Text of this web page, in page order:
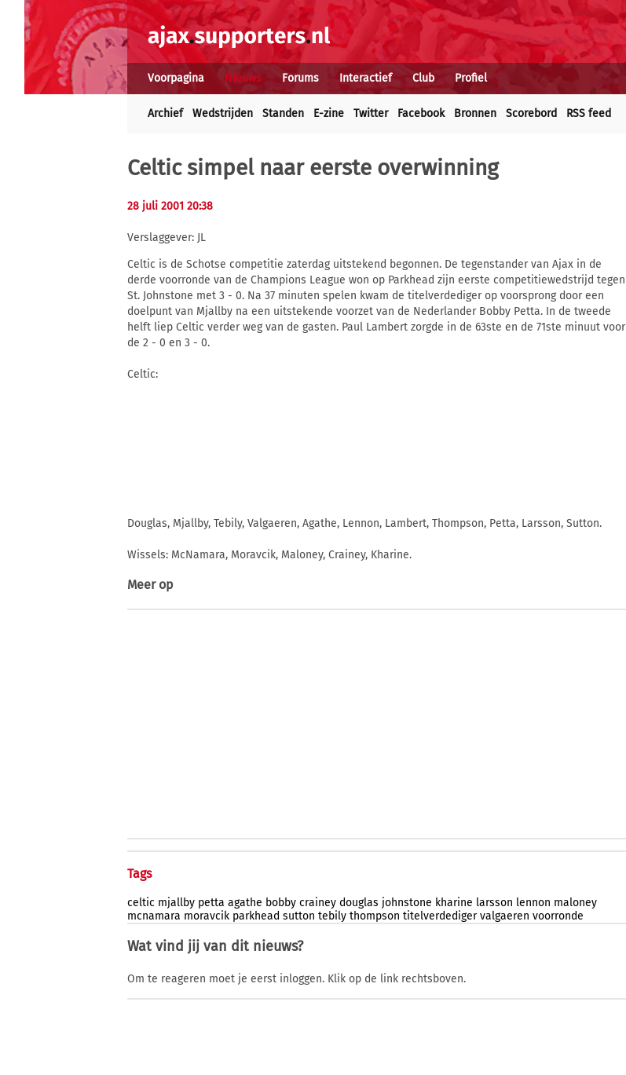
Voorpagina Nieuws Forums Interactief Club Profiel
Archief Wedstrijden Standen E-zine Twitter Facebook Bronnen Scorebord RSS feed
Celtic simpel naar eerste overwinning
28 juli 2001 20:38
Verslaggever: JL
Celtic is de Schotse competitie zaterdag uitstekend begonnen. De tegenstander van Ajax in de
derde voorronde van de Champions League won op Parkhead zijn eerste competitiewedstrijd tegen
St. Johnstone met 3 - 0. Na 37 minuten spelen kwam de titelverdediger op voorsprong door een
doelpunt van Mjallby na een uitstekende voorzet van de Nederlander Bobby Petta. In de tweede
helft liep Celtic verder weg van de gasten. Paul Lambert zorgde in de 63ste en de 71ste minuut voor
de 2 - 0 en 3 - 0.
Celtic:
Douglas, Mjallby, Tebily, Valgaeren, Agathe, Lennon, Lambert, Thompson, Petta, Larsson, Sutton.
Wissels: McNamara, Moravcik, Maloney, Crainey, Kharine.
Meer op
Tags
celtic mjallby petta agathe bobby crainey douglas johnstone kharine larsson lennon maloney
mcnamara moravcik parkhead sutton tebily thompson titelverdediger valgaeren voorronde
Wat vind jij van dit nieuws?
Om te reageren moet je eerst inloggen. Klik op de link rechtsboven.